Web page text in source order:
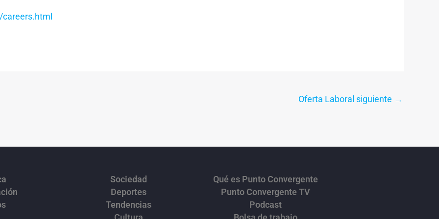
Oferta Laboral siguiente →
Sociedad
Deportes
Tendencias
Qué es Punto Convergente
Punto Convergente TV
Podcast